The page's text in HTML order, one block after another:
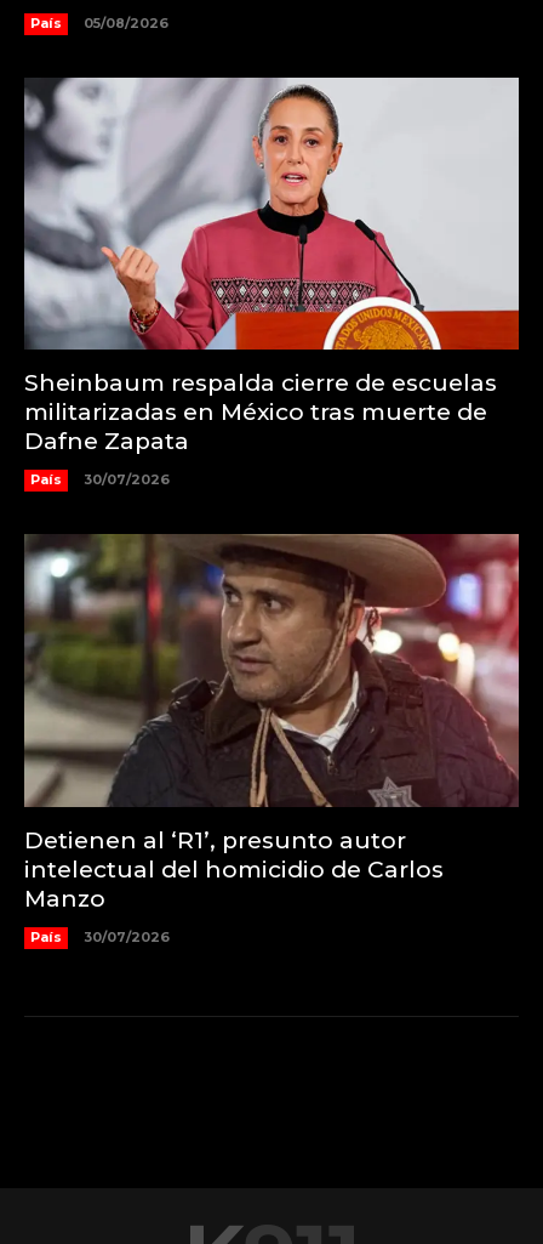
País 05/08/2026
Sheinbaum respalda cierre de escuelas
militarizadas en México tras muerte de
Dafne Zapata
País 30/07/2026
Detienen al ‘R1’, presunto autor
intelectual del homicidio de Carlos
Manzo
País 30/07/2026